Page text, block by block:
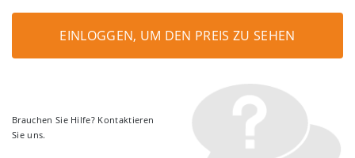
EINLOGGEN, UM DEN PREIS ZU SEHEN
Brauchen Sie Hilfe? Kontaktieren
Sie uns.